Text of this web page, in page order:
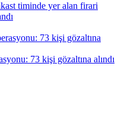
timinde yer alan firari
73 kişi gözaltına alındı